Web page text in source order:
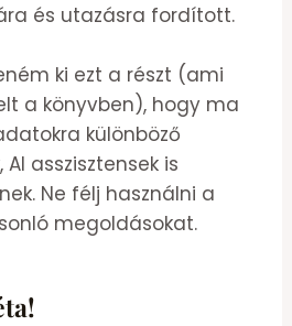
és utazásra fordított.
ki ezt a részt (ami
a könyvben), hogy ma
különböző
asszisztensek is
Ne félj használni a
megoldásokat.